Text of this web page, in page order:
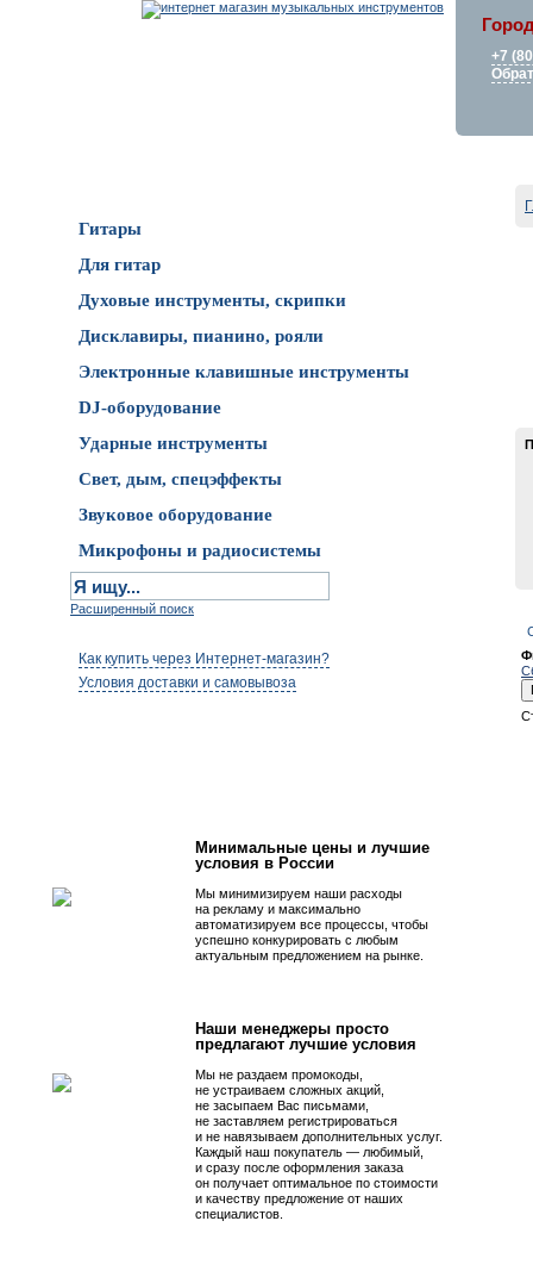
+7
Гитары
Для гитар
Духовые инструменты, скрипки
Дисклавиры, пианино, рояли
Электронные клавишные инструменты
DJ-оборудование
Ударные инструменты
Свет, дым, спецэффекты
Звуковое оборудование
Микрофоны и радиосистемы
Расширенный поиск
Как купить через Интернет-магазин?
Условия доставки и самовывоза
Минимальные цены и лучшие
условия в России
Мы минимизируем наши расходы
на рекламу и максимально
автоматизируем все процессы, чтобы
успешно конкурировать с любым
актуальным предложением на рынке.
Наши менеджеры просто
предлагают лучшие условия
Мы не раздаем промокоды,
не устраиваем сложных акций,
не засыпаем Вас письмами,
не заставляем регистрироваться
и не навязываем дополнительных услуг.
Каждый наш покупатель — любимый,
и сразу после оформления заказа
он получает оптимальное по стоимости
и качеству предложение от наших
специалистов.